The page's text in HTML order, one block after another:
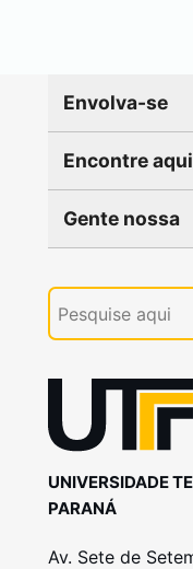
Envolva-se
Encontre aqui
Gente nossa
UNIVERSIDADE
PARANÁ
Av. Sete de